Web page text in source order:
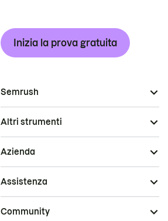
Inizia la prova gratuita
Semrush
Altri strumenti
Azienda
Assistenza
Community